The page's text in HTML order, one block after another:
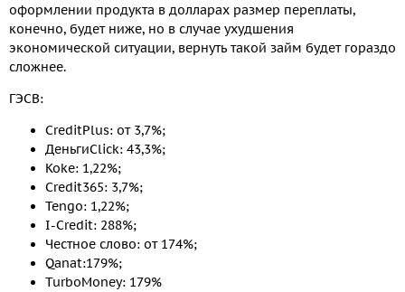
оформлении продукта в долларах размер переплаты,
конечно, будет ниже, но в случае ухудшения
экономической ситуации, вернуть такой займ будет гораздо
сложнее.
ГЭСВ:
CreditPlus: от 3,7%;
ДеньгиClick: 43,3%;
Koke: 1,22%;
Credit365: 3,7%;
Tengo: 1,22%;
I-Credit: 288%;
Честное слово: от 174%;
Qanat:179%;
TurboMoney: 179%